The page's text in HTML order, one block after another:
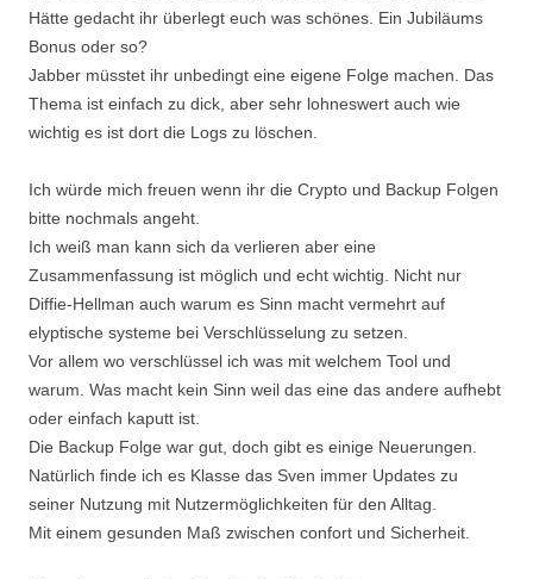
Hätte gedacht ihr überlegt euch was schönes. Ein Jubiläums
Bonus oder so?
Jabber müsstet ihr unbedingt eine eigene Folge machen. Das
Thema ist einfach zu dick, aber sehr lohneswert auch wie
wichtig es ist dort die Logs zu löschen.
Ich würde mich freuen wenn ihr die Crypto und Backup Folgen
bitte nochmals angeht.
Ich weiß man kann sich da verlieren aber eine
Zusammenfassung ist möglich und echt wichtig. Nicht nur
Diffie-Hellman auch warum es Sinn macht vermehrt auf
elyptische systeme bei Verschlüsselung zu setzen.
Vor allem wo verschlüssel ich was mit welchem Tool und
warum. Was macht kein Sinn weil das eine das andere aufhebt
oder einfach kaputt ist.
Die Backup Folge war gut, doch gibt es einige Neuerungen.
Natürlich finde ich es Klasse das Sven immer Updates zu
seiner Nutzung mit Nutzermöglichkeiten für den Alltag.
Mit einem gesunden Maß zwischen confort und Sicherheit.